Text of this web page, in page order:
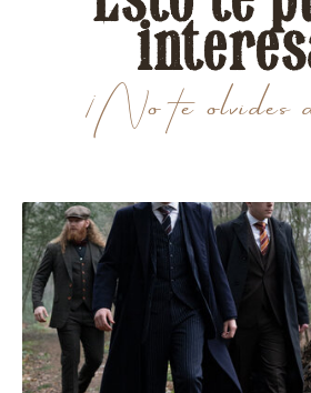
¡No te olvides